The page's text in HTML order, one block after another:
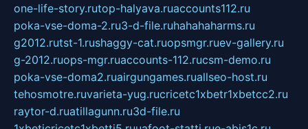
one-life-story.rutop-halyava.ruaccounts112.ru
poka-vse-doma-2.ru3-d-file.ruhahahaharms.ru
g2012.rutst-1.rushaggy-cat.ruopsmgr.ruev-gallery.ru
g-2012.ruops-mgr.ruaccounts-112.rucsm-demo.ru
poka-vse-doma2.ruairgungames.ruallseo-host.ru
tehosmotre.ruvarieta-yug.rucricetc1xbetr1xbetcc2.ru
raytor-d.ruatillagunn.ru3d-file.ru